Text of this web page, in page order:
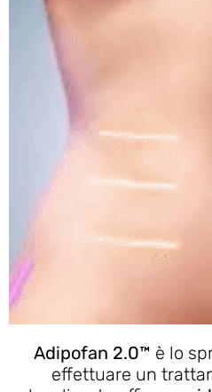
Adipofan 2.0™ è lo
effettuare un